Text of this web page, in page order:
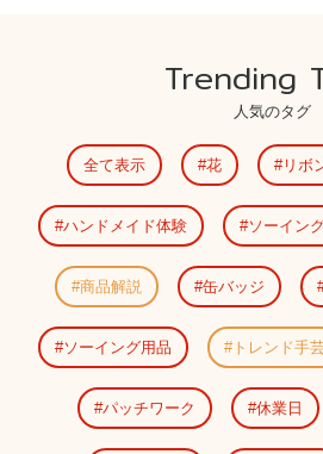
Trending
人気のタグ
全て表示 花 リボ
ハンドメイド体験 ソーイン
商品解説 缶バッジ
ソーイング用品 トレンド手
パッチワーク 休業日